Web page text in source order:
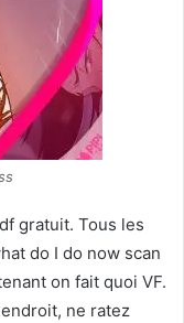
gratuit. Tous les
do I do now scan
on fait quoi VF.
ne ratez